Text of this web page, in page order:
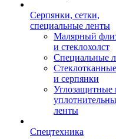
Серпянки, сетки,
специальные ленты
Малярный
и стеклохолст
Специальные
и серпянки
Углозащитные
ленты
Спецтехника